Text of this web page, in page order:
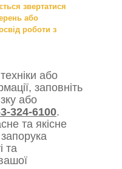
звертатися
або
роботи з
або
заповніть
або
324-6100.
та якісне
та